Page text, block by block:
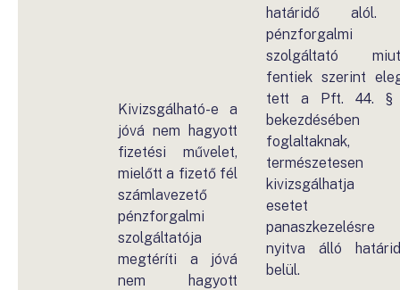
Kivizsgálható-e a
jóvá nem hagyott
fizetési művelet,
mielőtt a fizető fél
számlavezető
pénzforgalmi
szolgáltatója
megtéríti a jóvá
nem hagyott
határidő alól.
pénzforgalmi
szolgáltató
fentiek szerint
tett a Pft. 44. §
bekezdésében
foglaltaknak,
természetesen
kivizsgálhatja
esetet
panaszkezelésre
nyitva álló
belül.